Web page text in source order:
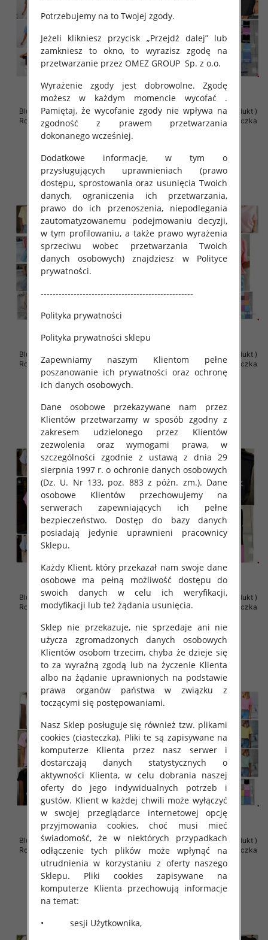
Bluzki damskie (Polska produkt )
Roz Standard , Mix Kolor Paczka
szczegóły
Bluzki damskie (Polska produkt )
Roz Standard , Mix Kolor Paczka
szczegóły
Bluzki damskie (Polska produkt )
Roz Standard , Mix Kolor Paczka
5 szt
36.00 zł
szczegóły
Bluzki damskie (Polska produkt )
Roz Standard , Mix Kolor Paczka
5 szt
szczegóły
Bluzki damskie (Polska produkt )
Roz Standard , Mix Kolor Paczka
35.00 zł
szczegóły
Bluzki damskie (Polska produkt )
Roz Standard , Mix Kolor Paczka
34.00 zł
szczegóły
Bluzki damskie (Polska produkt )
Roz Standard , Mix Kolor Paczka
5 szt
34.00 zł
szczegóły
Bluzki damskie (Polska produkt )
Roz Standard , Mix Kolor Paczka
34.00 zł
szczegóły
Potrzebujemy na to Twojej zgody.
Jeżeli klikniesz przycisk „Przejdź dalej” lub
zamkniesz to okno, to wyrazisz zgodę na
przetwarzanie przez OMEZ GROUP Sp. z o.o.
Wyrażenie zgody jest dobrowolne. Zgodę
możesz w każdym momencie wycofać .
Pamiętaj, że wycofanie zgody nie wpływa na
zgodność z prawem przetwarzania
dokonanego wcześniej.
Dodatkowe informacje, w tym o
przysługujących uprawnieniach (prawo
dostępu, sprostowania oraz usunięcia Twoich
danych, ograniczenia ich przetwarzania,
prawo do ich przenoszenia, niepodlegania
zautomatyzowanemu podejmowaniu decyzji,
w tym profilowaniu, a także prawo wyrażenia
sprzeciwu wobec przetwarzania Twoich
danych osobowych) znajdziesz w Polityce
prywatności.
---------------------------------------------------
Polityka prywatności
Polityka prywatności sklepu
Zapewniamy naszym Klientom pełne
poszanowanie ich prywatności oraz ochronę
ich danych osobowych.
Dane osobowe przekazywane nam przez
Klientów przetwarzamy w sposób zgodny z
zakresem udzielonego przez Klientów
zezwolenia oraz wymogami prawa, w
szczególności zgodnie z ustawą z dnia 29
sierpnia 1997 r. o ochronie danych osobowych
(Dz. U. Nr 133, poz. 883 z późn. zm.). Dane
osobowe Klientów przechowujemy na
serwerach zapewniających ich pełne
bezpieczeństwo. Dostęp do bazy danych
posiadają jedynie uprawnieni pracownicy
Sklepu.
Każdy Klient, który przekazał nam swoje dane
osobowe ma pełną możliwość dostępu do
swoich danych w celu ich weryfikacji,
modyfikacji lub też żądania usunięcia.
Sklep nie przekazuje, nie sprzedaje ani nie
użycza zgromadzonych danych osobowych
Klientów osobom trzecim, chyba że dzieje się
to za wyraźną zgodą lub na życzenie Klienta
albo na żądanie uprawnionych na podstawie
prawa organów państwa w związku z
toczącymi się postępowaniami.
Nasz Sklep posługuje się również tzw. plikami
cookies (ciasteczka). Pliki te są zapisywane na
komputerze Klienta przez nasz serwer i
dostarczają danych statystycznych o
aktywności Klienta, w celu dobrania naszej
oferty do jego indywidualnych potrzeb i
gustów. Klient w każdej chwili może wyłączyć
w swojej przeglądarce internetowej opcję
przyjmowania cookies, choć musi mieć
świadomość, że w niektórych przypadkach
odłączenie tych plików może wpłynąć na
utrudnienia w korzystaniu z oferty naszego
Sklepu. Pliki cookies zapisywane na
komputerze Klienta przechowują informacje
na temat:
• sesji Użytkownika,